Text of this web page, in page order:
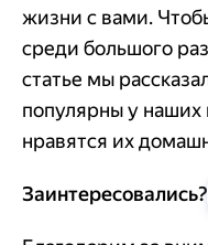
жизни с вами.
среди большого
статье мы
популярны у наших
нравятся их
Заинтересовались?